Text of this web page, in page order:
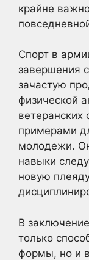
крайне
Спорт в
завершения
зачастую
физической
ветеранских
примерами
молодежи.
навыки
новую
В
только
формы, но и